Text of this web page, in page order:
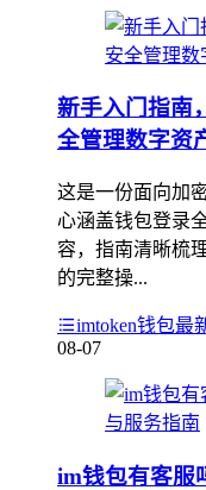
新手入门指南
全管理数字资
这是一份面向加
心涵盖钱包登录
容，指南清晰梳
的完整操...
imtoken钱包最
08-07
im钱包有客服